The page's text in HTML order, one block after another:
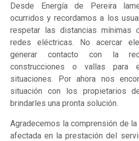
Desde Energía de Pereira
ocurridos y recordamos a los
respetar las distancias mínimas
redes eléctricas. No acercar
generar contacto con la
construcciones o vallas
situaciones. Por ahora nos
situación con los propietarios
brindarles una pronta solución.
Agradecemos la comprensión de
afectada en la prestación del